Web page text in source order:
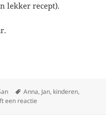
lekker recept).
Tags
Anna, Jan, kinderen,
een reactie